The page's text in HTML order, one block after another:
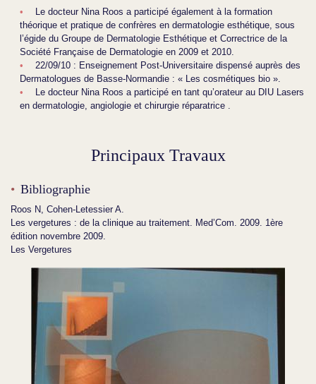
Le docteur Nina Roos a participé également à la formation
théorique et pratique de confrères en dermatologie esthétique, sous
l’égide du Groupe de Dermatologie Esthétique et Correctrice de la
Société Française de Dermatologie en 2009 et 2010.
22/09/10 : Enseignement Post-Universitaire dispensé auprès des
Dermatologues de Basse-Normandie : « Les cosmétiques bio ».
Le docteur Nina Roos a participé en tant qu’orateur au DIU Lasers
en dermatologie, angiologie et chirurgie réparatrice .
Principaux Travaux
Bibliographie
Roos N, Cohen-Letessier A.
Les vergetures : de la clinique au traitement. Med’Com. 2009. 1ère
édition novembre 2009.
Les Vergetures